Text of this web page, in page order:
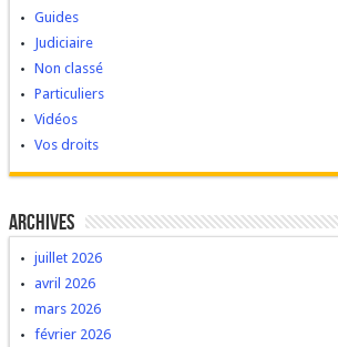
Guides
Judiciaire
Non classé
Particuliers
Vidéos
Vos droits
Archives
juillet 2026
avril 2026
mars 2026
février 2026